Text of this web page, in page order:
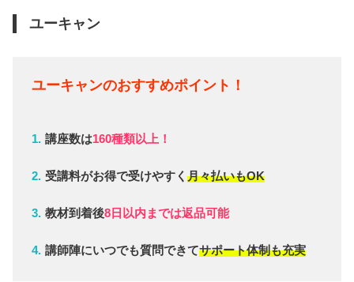
ユーキャン
ユーキャンのおすすめポイント！
講座数は160種類以上！
受講料がお得で受けやすく 月々払いもOK
教材到着後8日以内までは返品可能
講師陣にいつでも質問できてサポート体制も充実